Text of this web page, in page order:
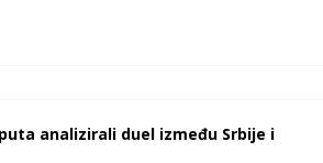
analizirali duel između Srbije i